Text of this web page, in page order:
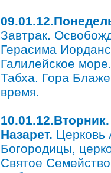
Завтрак.
Герасима
Галилейское
Табха. Гора
время.
Назарет. Церковь
Богородицы,
Святое